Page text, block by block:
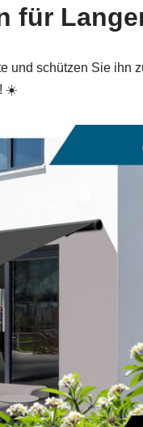
für
und schützen Sie ihn
☀️